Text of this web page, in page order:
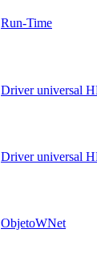
Run-Time
Driver universal
Driver universal
ObjetoWNet